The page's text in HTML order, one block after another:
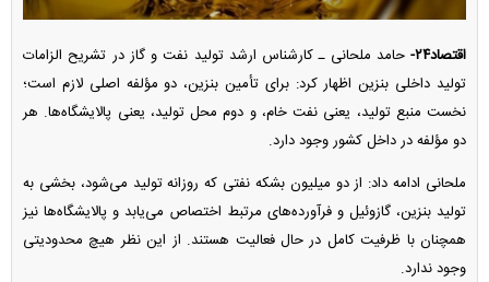
اقتصاد۲۴-
حامد ملحانی ـ کارشناس ارشد تولید نفت و گاز در تشریح الزامات
تولید داخلی بنزین اظهار کرد: برای تأمین بنزین، دو مؤلفه اصلی لازم است؛
نخست منبع تولید، یعنی نفت خام، و دوم محل تولید، یعنی پالایشگاه‌ها. هر
دو مؤلفه در داخل کشور وجود دارد.
ملحانی ادامه داد: از دو میلیون بشکه نفتی که روزانه تولید می‌شود، بخشی به
تولید بنزین، گازوئیل و فرآورده‌های مرتبط اختصاص می‌یابد و پالایشگاه‌ها نیز
همچنان با ظرفیت کامل در حال فعالیت هستند. از این نظر هیچ محدودیتی
وجود ندارد.